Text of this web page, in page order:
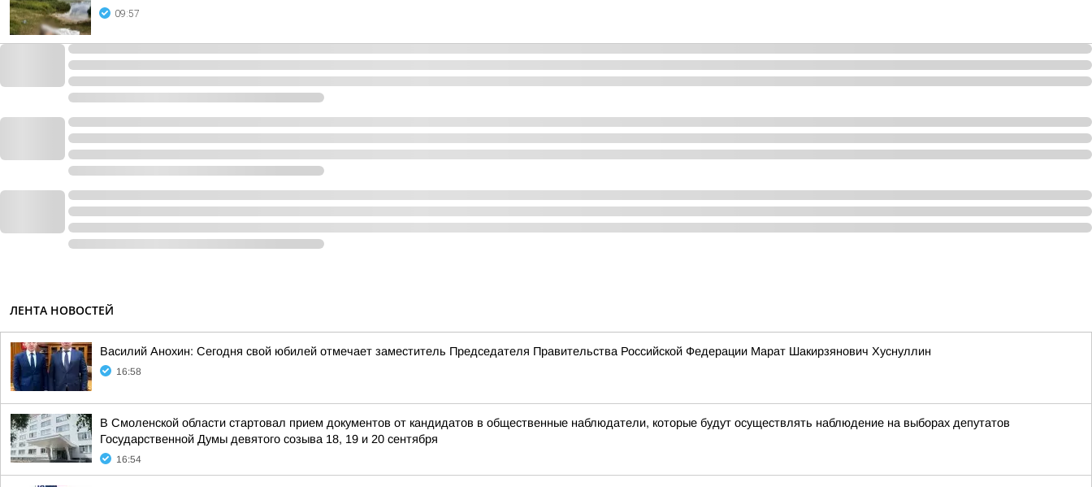
09:57
ЛЕНТА НОВОСТЕЙ
Василий Анохин: Сегодня свой юбилей отмечает заместитель Председателя Правительства Российской Федерации Марат Шакирзянович Хуснуллин
16:58
В Смоленской области стартовал прием документов от кандидатов в общественные наблюдатели, которые будут осуществлять наблюдение на выборах депутатов
Государственной Думы девятого созыва 18, 19 и 20 сентября
16:54